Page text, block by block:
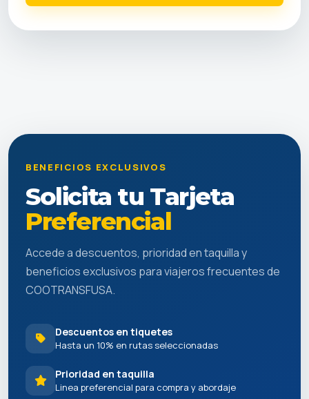
BENEFICIOS EXCLUSIVOS
Solicita tu Tarjeta
Preferencial
Accede a descuentos, prioridad en taquilla y
beneficios exclusivos para viajeros frecuentes de
COOTRANSFUSA.
Descuentos en tiquetes
Hasta un 10% en rutas seleccionadas
Prioridad en taquilla
Linea preferencial para compra y abordaje